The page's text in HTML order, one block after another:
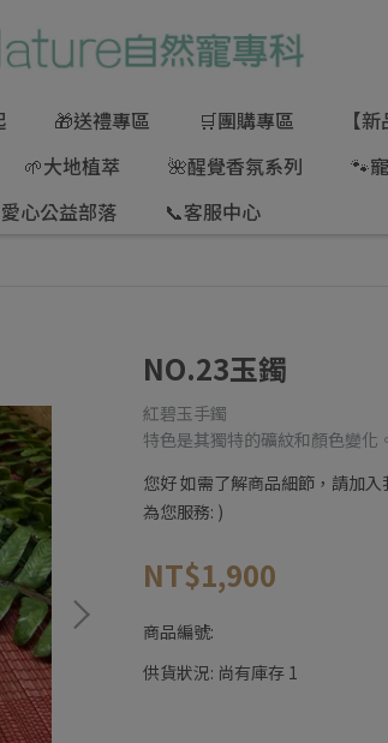
🎁送禮專區 🛒團購專區
【
🌱大地植萃 🌺醒覺香氛系列
🐾
愛心公益部落
📞客服中心
NO.23玉鐲
紅碧玉手鐲
特色是其獨特的礦紋和顏色變化
您好 如需了解商品細節，請加
為您服務: )
NT$1,900
商品編號:
供貨狀況: 尚有庫存 1